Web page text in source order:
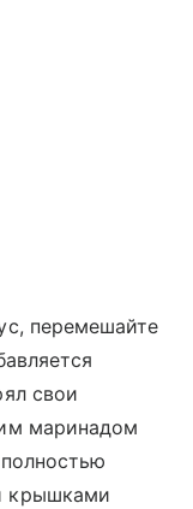
перемешайте
свои
маринадом
крышками